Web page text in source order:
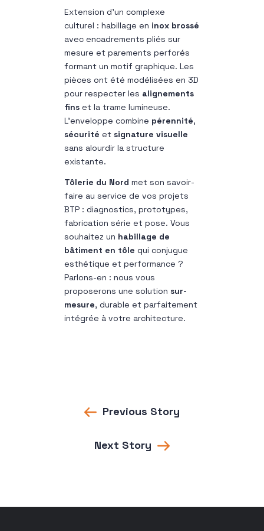
Extension d’un complexe
culturel : habillage en inox brossé
avec encadrements pliés sur
mesure et parements perforés
formant un motif graphique. Les
pièces ont été modélisées en 3D
pour respecter les alignements
fins et la trame lumineuse.
L’enveloppe combine pérennité,
sécurité et signature visuelle
sans alourdir la structure
existante.
Tôlerie du Nord met son savoir-
faire au service de vos projets
BTP : diagnostics, prototypes,
fabrication série et pose. Vous
souhaitez un habillage de
bâtiment en tôle qui conjugue
esthétique et performance ?
Parlons-en : nous vous
proposerons une solution sur-
mesure, durable et parfaitement
intégrée à votre architecture.
Previous Story
Next Story